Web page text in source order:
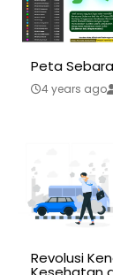
Peta
4 years ago
Revolusi